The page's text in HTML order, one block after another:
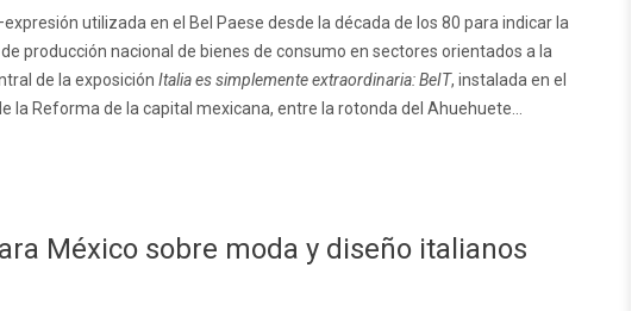
utilizada en el Bel Paese desde la década de los 80 para indicar la
producción nacional de bienes de consumo en sectores orientados a la
de la exposición Italia es simplemente extraordinaria: BeIT, instalada en el
la Reforma de la capital mexicana, entre la rotonda del Ahuehuete...
México sobre moda y diseño italianos